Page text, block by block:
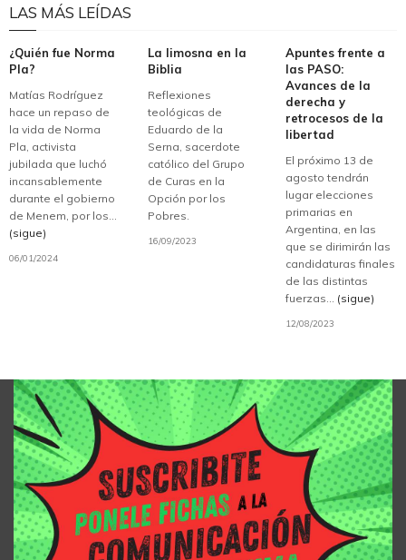
LAS MÁS LEÍDAS
¿Quién fue Norma
Pla?
Matías Rodríguez
hace un repaso de
la vida de Norma
Pla, activista
jubilada que luchó
incansablemente
durante el gobierno
de Menem, por los...
(sigue)
06/01/2024
La limosna en la
Biblia
Reflexiones
teológicas de
Eduardo de la
Serna, sacerdote
católico del Grupo
de Curas en la
Opción por los
Pobres.
16/09/2023
Apuntes frente a
las PASO:
Avances de la
derecha y
retrocesos de la
libertad
El próximo 13 de
agosto tendrán
lugar elecciones
primarias en
Argentina, en las
que se dirimirán las
candidaturas finales
de las distintas
fuerzas... (sigue)
12/08/2023